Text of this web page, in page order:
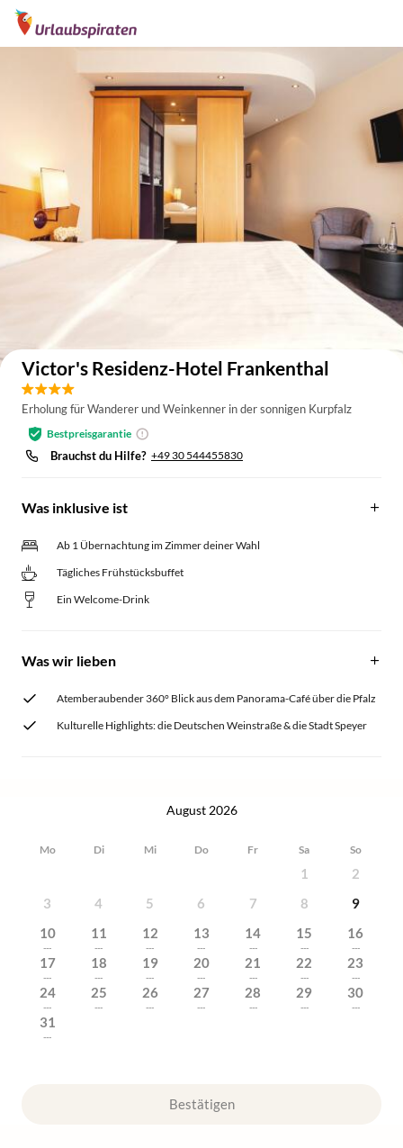
Victor's Residenz-Hotel Frankenthal
Erholung für Wanderer und Weinkenner in der sonnigen Kurpfalz
Bestpreisgarantie
Brauchst du Hilfe? +49 30 544455830
Was inklusive ist
Ab 1 Übernachtung im Zimmer deiner Wahl
Tägliches Frühstücksbuffet
Ein Welcome-Drink
Was wir lieben
Atemberaubender 360° Blick aus dem Panorama-Café über die Pfalz
Kulturelle Highlights: die Deutschen Weinstraße & die Stadt Speyer
August 2026
Mo Di Mi Do Fr Sa So
1
2
3
4 5 6 7 8
9
10
---
11
---
12
---
13
---
14
---
15
---
16
---
17
---
18
---
19
---
20
---
21
---
22
---
23
---
24
---
25
---
26
---
27
---
28
---
29
---
30
---
31
---
Bestätigen